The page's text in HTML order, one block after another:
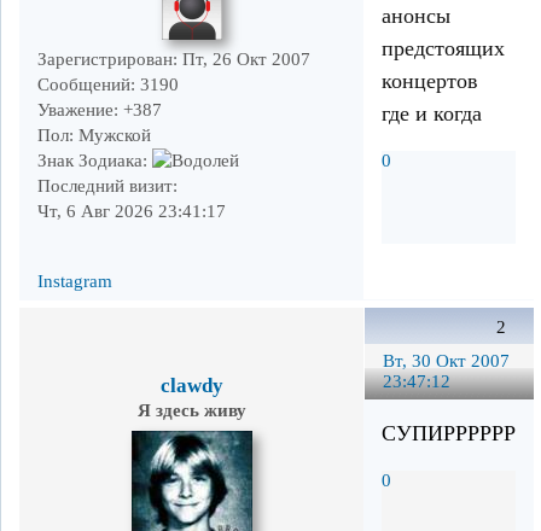
Зарегистрирован: Пт, 26 Окт 2007
Сообщений: 3190
Уважение: +387
Пол: Мужской
Знак Зодиака:
Последний визит:
Чт, 6 Авг 2026 23:41:17
анонсы
предстоящих
концертов
где и когда
0
Instagram
2
Вт, 30 Окт 2007
23:47:12
clawdy
Я здесь живу
СУПИРРРРРР
0